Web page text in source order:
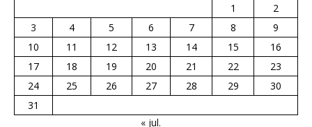
1
2
3
4 5 6 7 8
9
10
11 12 13 14 15
16
17
18 19 20 21 22
23
24
25 26 27 28 29
30
31
« jul.